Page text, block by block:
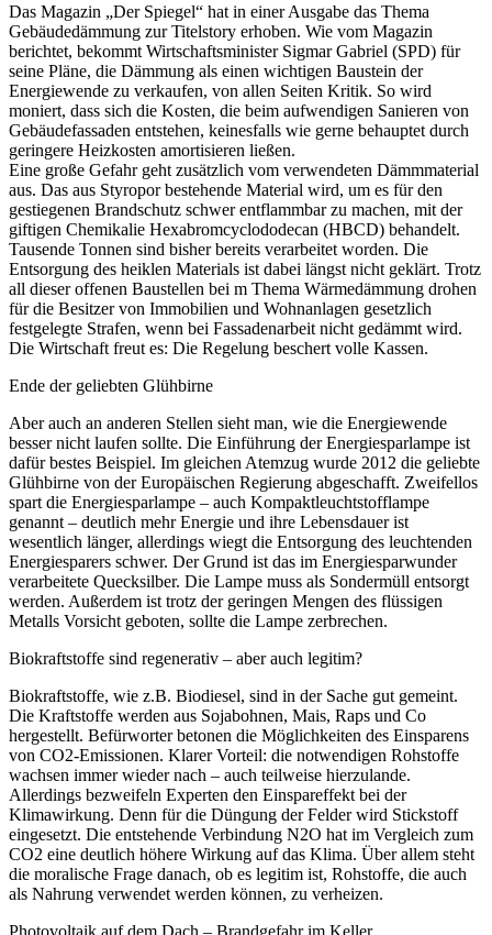
Das Magazin „Der Spiegel“ hat in einer Ausgabe das Thema
Gebäudedämmung zur Titelstory erhoben. Wie vom Magazin
berichtet, bekommt Wirtschaftsminister Sigmar Gabriel (SPD) für
seine Pläne, die Dämmung als einen wichtigen Baustein der
Energiewende zu verkaufen, von allen Seiten Kritik. So wird
moniert, dass sich die Kosten, die beim aufwendigen Sanieren von
Gebäudefassaden entstehen, keinesfalls wie gerne behauptet durch
geringere Heizkosten amortisieren ließen.
Eine große Gefahr geht zusätzlich vom verwendeten Dämmmaterial
aus. Das aus Styropor bestehende Material wird, um es für den
gestiegenen Brandschutz schwer entflammbar zu machen, mit der
giftigen Chemikalie Hexabromcyclododecan (HBCD) behandelt.
Tausende Tonnen sind bisher bereits verarbeitet worden. Die
Entsorgung des heiklen Materials ist dabei längst nicht geklärt. Trotz
all dieser offenen Baustellen bei m Thema Wärmedämmung drohen
für die Besitzer von Immobilien und Wohnanlagen gesetzlich
festgelegte Strafen, wenn bei Fassadenarbeit nicht gedämmt wird.
Die Wirtschaft freut es: Die Regelung beschert volle Kassen.
Ende der geliebten Glühbirne
Aber auch an anderen Stellen sieht man, wie die Energiewende
besser nicht laufen sollte. Die Einführung der Energiesparlampe ist
dafür bestes Beispiel. Im gleichen Atemzug wurde 2012 die geliebte
Glühbirne von der Europäischen Regierung abgeschafft. Zweifellos
spart die Energiesparlampe – auch Kompaktleuchtstofflampe
genannt – deutlich mehr Energie und ihre Lebensdauer ist
wesentlich länger, allerdings wiegt die Entsorgung des leuchtenden
Energiesparers schwer. Der Grund ist das im Energiesparwunder
verarbeitete Quecksilber. Die Lampe muss als Sondermüll entsorgt
werden. Außerdem ist trotz der geringen Mengen des flüssigen
Metalls Vorsicht geboten, sollte die Lampe zerbrechen.
Biokraftstoffe sind regenerativ – aber auch legitim?
Biokraftstoffe, wie z.B. Biodiesel, sind in der Sache gut gemeint.
Die Kraftstoffe werden aus Sojabohnen, Mais, Raps und Co
hergestellt. Befürworter betonen die Möglichkeiten des Einsparens
von CO2-Emissionen. Klarer Vorteil: die notwendigen Rohstoffe
wachsen immer wieder nach – auch teilweise hierzulande.
Allerdings bezweifeln Experten den Einspareffekt bei der
Klimawirkung. Denn für die Düngung der Felder wird Stickstoff
eingesetzt. Die entstehende Verbindung N2O hat im Vergleich zum
CO2 eine deutlich höhere Wirkung auf das Klima. Über allem steht
die moralische Frage danach, ob es legitim ist, Rohstoffe, die auch
als Nahrung verwendet werden können, zu verheizen.
Photovoltaik auf dem Dach – Brandgefahr im Keller